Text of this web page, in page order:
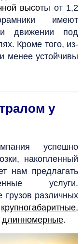
высоты от 1,2
имеют
движении под
Кроме того, из-
менее устойчивы
у
успешно
накопленный
нам предлагать
услуги.
грузов различных
крупногабаритные,
длинномерные.